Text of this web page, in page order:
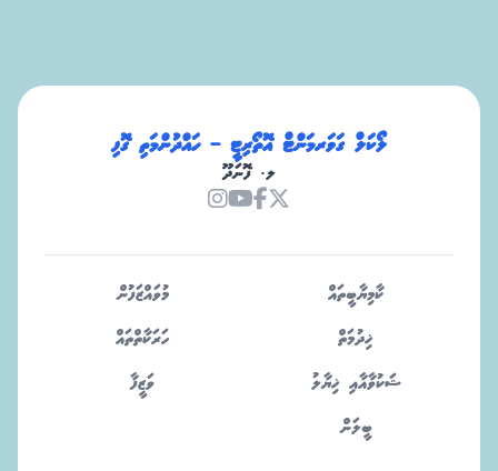
ލޯކަލް ގަވަރމަންޓް އޮތޯރިޓީ – ހައްދުންމަތި ގޮފި
ލ. ފޮނަދޫ
ކާމިޔާބީތައް މުވައްޒަފުން
ޚިދުމަތް ހަރަކާތްތައް
ޝަކުވާއާއި ޚިޔާލު ވަޒީފާ
ބީލަން